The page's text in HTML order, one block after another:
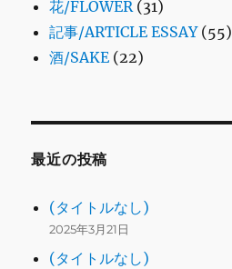
花/FLOWER(31)
記事/ARTICLE ESSAY(55)
酒/SAKE (22)
最近の投稿
(タイトルなし)
2025年3月21日
(タイトルなし)